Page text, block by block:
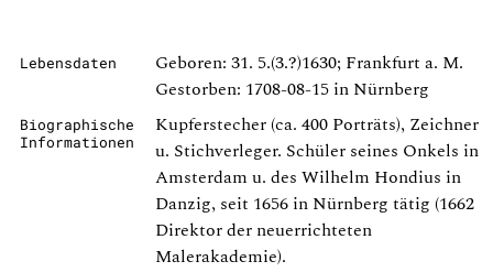
Lebensdaten
Geboren: 31. 5.(3.?)1630; Frankfurt a. M.
Gestorben: 1708-08-15 in Nürnberg
Biographische
Informationen
Kupferstecher (ca. 400 Porträts), Zeichner
u. Stichverleger. Schüler seines Onkels in
Amsterdam u. des Wilhelm Hondius in
Danzig, seit 1656 in Nürnberg tätig (1662
Direktor der neuerrichteten
Malerakademie).